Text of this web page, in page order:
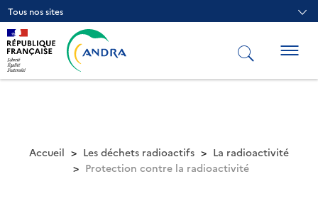
Aller
au
contenu
principal
Tous nos sites
Accueil Les déchets radioactifs
La radioactivité
Protection contre la radioactivité